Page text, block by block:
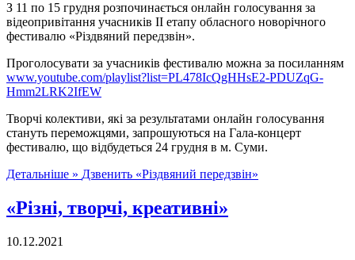
З 11 по 15 грудня розпочинається онлайн голосування за
відеопривітання учасників ІІ етапу обласного новорічного
фестивалю «Різдвяний передзвін».
Проголосувати за учасників фестивалю можна за посиланням
www.youtube.com/playlist?list=PL478IcQgHHsE2-PDUZqG-
Hmm2LRK2IfEW
Творчі колективи, які за результатами онлайн голосування
стануть переможцями, запрошуються на Гала-концерт
фестивалю, що відбудеться 24 грудня в м. Суми.
Детальніше » Дзвенить «Різдвяний передзвін»
«Різні, творчі, креативні»
10.12.2021